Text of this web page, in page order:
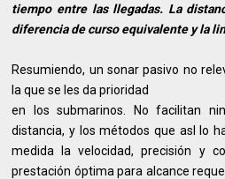
tiempo entre las llegadas. La
diferencia de curso equivalente y la
Resumiendo, un sonar pasivo no
la que se les da prioridad
en los submarinos. No facilitan
distancia, y los métodos que asl lo
medida la velocidad, precisión y
prestación óptima para alcance